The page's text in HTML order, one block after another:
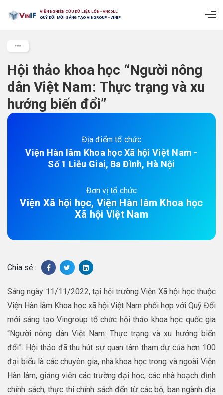
VIỆN NGHIÊN CỨU DỮ LIỆU LỚN - VNCDLL
QUỸ ĐỔI MỚI SÁNG TẠO VINGROUP - VINIF
Hội thảo khoa học “Người nông
dân Việt Nam: Thực trạng và xu
hướng biến đổi”
Địa điểm tổ chức
Viện Hàn lâm Khoa học Xã hội Việt Nam -
Số 1 Liễu Giai, Ba Đình, Hà Nội
Đơn vị tổ chức
Viện Xã hội học, Viện Hàn lâm Khoa học
Xã hội Việt Nam
Chia sẻ :
Sáng ngày 11/11/2022, tại hội trường Viện Xã hội học thuộc
Viện Hàn lâm Khoa học xã hội Việt Nam phối hợp với Quỹ Đổi
mới sáng tạo Vingroup tổ chức hội thảo khoa học quốc gia
“Người nông dân Việt Nam: Thực trạng và xu hướng biến
đổi”. Hội thảo đã thu hút sự quan tâm tham dự của hơn 100
đại biểu là các chuyên gia, nhà khoa học trong và ngoài Viện
Hàn lâm, giảng viên các trường đại học, các nhà hoạch định
chính sách, thực thi chính sách đến từ các bộ, ban ngành địa